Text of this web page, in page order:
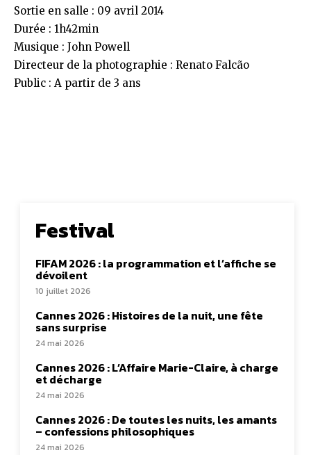
Sortie en salle : 09 avril 2014
Durée : 1h42min
Musique : John Powell
Directeur de la photographie : Renato Falcão
Public : A partir de 3 ans
Festival
FIFAM 2026 : la programmation et l’affiche se
dévoilent
10 juillet 2026
Cannes 2026 : Histoires de la nuit, une fête
sans surprise
24 mai 2026
Cannes 2026 : L’Affaire Marie-Claire, à charge
et décharge
24 mai 2026
Cannes 2026 : De toutes les nuits, les amants
– confessions philosophiques
24 mai 2026